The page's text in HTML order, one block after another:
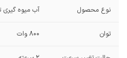
نوع محصول آب میوه گیری
توان 800 وات